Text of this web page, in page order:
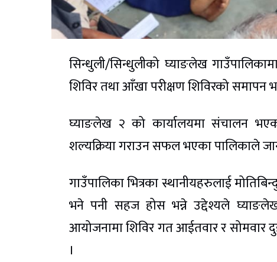
सिन्धुली/सिन्धुलीको घ्याङलेख
शिविर तथा आँखा परीक्षण शिविरको समापन
घ्याङलेख २ को कार्यालयमा संचालन
शल्यक्रिया गराउन सफल भएका पालिकाले
गाउँपालिका भित्रका स्थानीयहरुलाई
भने पनी सहज होस भन्ने उद्देश्यले
आयोजनामा शिविर गत आईतवार र सोमवार
।